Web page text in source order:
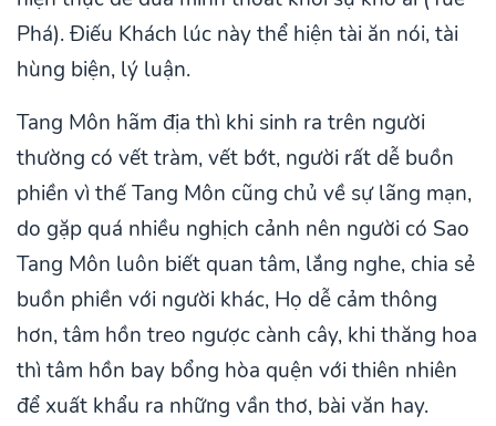
Phá). Điếu Khách lúc này thể hiện tài ăn nói, tài
hùng biện, lý luận.
Tang Môn hãm địa thì khi sinh ra trên người
thường có vết tràm, vết bớt, người rất dễ buồn
phiền vì thế Tang Môn cũng chủ về sự lãng mạn,
do gặp quá nhiều nghịch cảnh nên người có Sao
Tang Môn luôn biết quan tâm, lắng nghe, chia sẻ
buồn phiền với người khác, Họ dễ cảm thông
hơn, tâm hồn treo ngược cành cây, khi thăng hoa
thì tâm hồn bay bổng hòa quện với thiên nhiên
để xuất khẩu ra những vần thơ, bài văn hay.